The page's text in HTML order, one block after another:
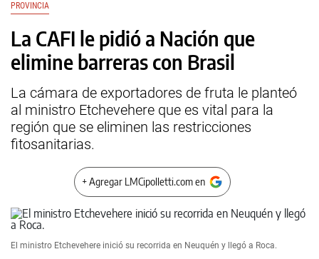
PROVINCIA
La CAFI le pidió a Nación que
elimine barreras con Brasil
La cámara de exportadores de fruta le planteó
al ministro Etchevehere que es vital para la
región que se eliminen las restricciones
fitosanitarias.
+ Agregar LMCipolletti.com en
El ministro Etchevehere inició su recorrida en Neuquén y llegó a Roca.